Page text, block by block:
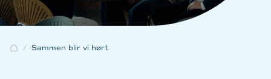
Sammen blir vi hørt